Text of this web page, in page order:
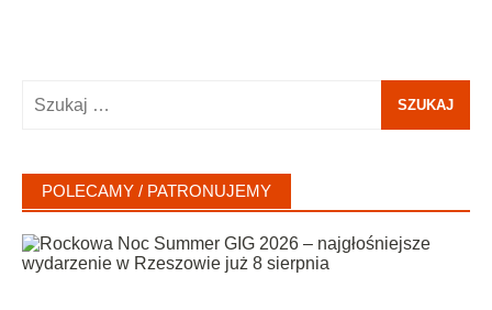
POLECAMY / PATRONUJEMY